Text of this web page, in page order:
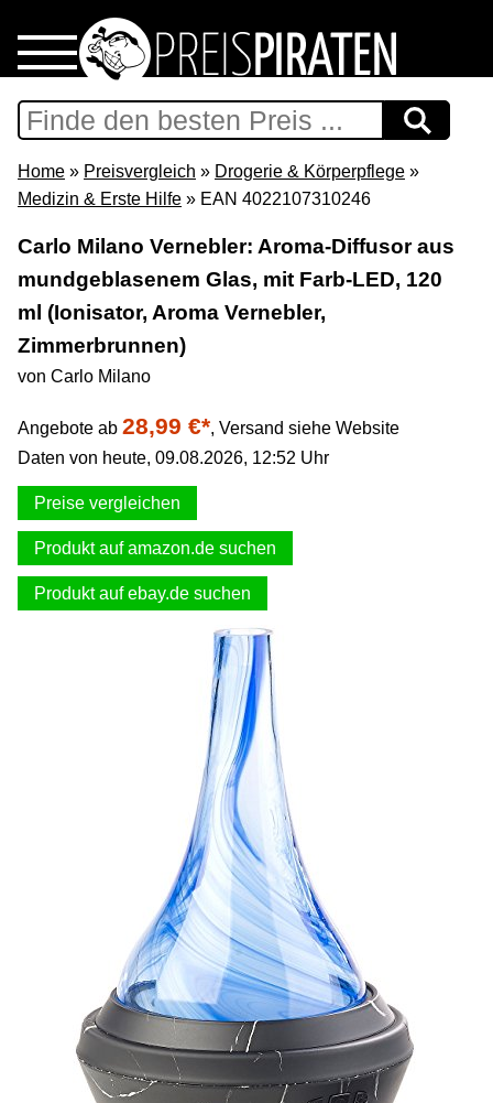
Home
Download
Support & Newsletter
Presse
Impressum
Home » Preisvergleich » Drogerie & Körperpflege »
Medizin & Erste Hilfe » EAN 4022107310246
Carlo Milano Vernebler: Aroma-Diffusor aus
mundgeblasenem Glas, mit Farb-LED, 120
ml (Ionisator, Aroma Vernebler,
Zimmerbrunnen)
von Carlo Milano
Angebote ab 28,99 €*, Versand siehe Website
Daten von heute, 09.08.2026, 12:52 Uhr
Preise vergleichen
Produkt auf amazon.de suchen
Produkt auf ebay.de suchen